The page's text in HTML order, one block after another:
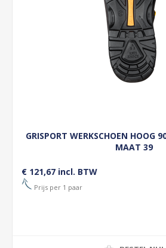
GRISPORT WERKSCHOEN HOOG
MAAT 39
€ 121,67 incl. BTW
Prijs per 1 paar